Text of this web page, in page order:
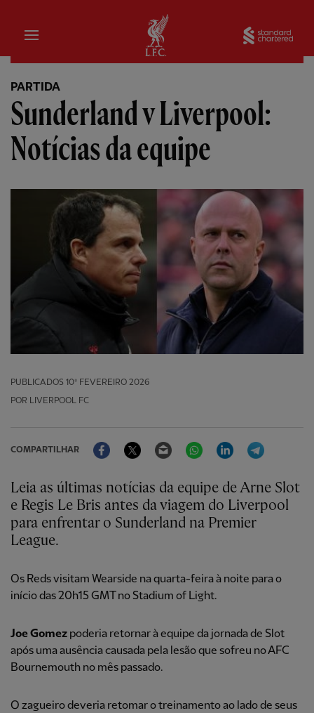
Inicial
PARTIDA
Sunderland v Liverpool:
Notícias da equipe
PUBLICADOS 10º FEVEREIRO 2026
POR LIVERPOOL FC
COMPARTILHAR
FacebookTwitter Email WhatsAppLinkedIn
Leia as últimas notícias da equipe de Arne Slot
e Regis Le Bris antes da viagem do Liverpool
para enfrentar o Sunderland na Premier
League.
Os Reds visitam Wearside na quarta-feira à noite para o
início das 20h15 GMT no Stadium of Light.
Joe Gomez poderia retornar à equipe da jornada de Slot
após uma ausência causada pela lesão que sofreu no AFC
Bournemouth no mês passado.
O zagueiro deveria retomar o treinamento ao lado de seus